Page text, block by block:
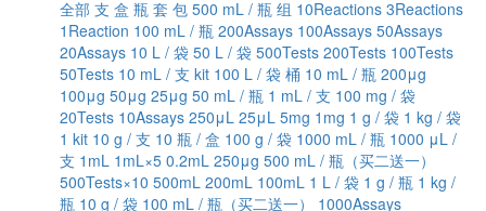
全部 支 盒 瓶 套 包 500 mL / 瓶 组 10Reactions 3Reactions
1Reaction 100 mL / 瓶 200Assays 100Assays 50Assays
20Assays 10 L / 袋 50 L / 袋 500Tests 200Tests 100Tests
50Tests 10 mL / 支 kit 100 L / 袋 桶 10 mL / 瓶 200μg
100μg 50μg 25μg 50 mL / 瓶 1 mL / 支 100 mg / 袋
20Tests 10Assays 250μL 25μL 5mg 1mg 1 g / 袋 1 kg / 袋
1 kit 10 g / 支 10 瓶 / 盒 100 g / 袋 1000 mL / 瓶 1000 μL /
支 1mL 1mL×5 0.2mL 250μg 500 mL / 瓶（买二送一）
500Tests×10 500mL 200mL 100mL 1 L / 袋 1 g / 瓶 1 kg /
瓶 10 g / 袋 100 mL / 瓶（买二送一）
1000Assays